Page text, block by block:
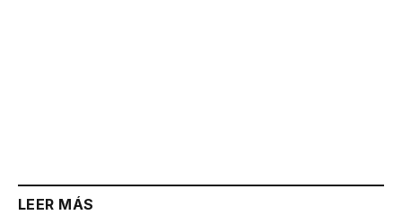
LEER MÁS